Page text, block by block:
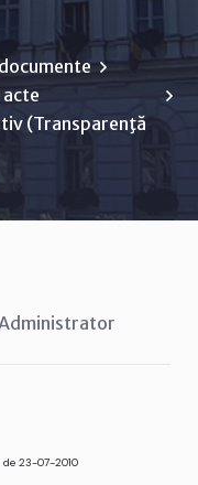
(Transparenţă
23-07-2010